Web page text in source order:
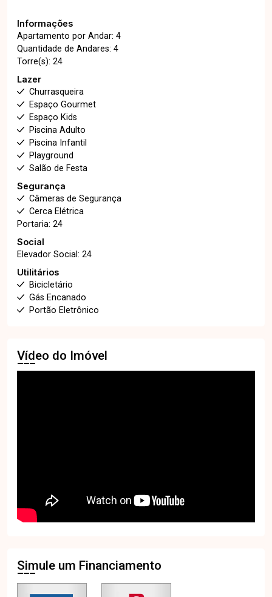
Informações
Apartamento por Andar: 4
Quantidade de Andares: 4
Torre(s): 24
Lazer
Churrasqueira
Espaço Gourmet
Espaço Kids
Piscina Adulto
Piscina Infantil
Playground
Salão de Festa
Segurança
Câmeras de Segurança
Cerca Elétrica
Portaria: 24
Social
Elevador Social: 24
Utilitários
Bicicletário
Gás Encanado
Portão Eletrônico
Vídeo do Imóvel
Simule um Financiamento